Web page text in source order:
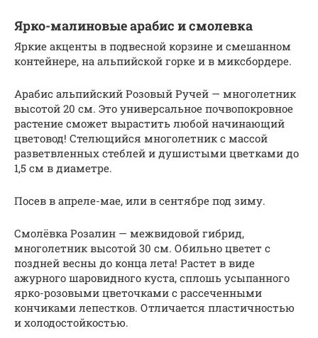
Ярко-малиновые арабис и смолевка
Яркие акценты в подвесной корзине и смешанном
контейнере, на альпийской горке и в миксбордере.
Арабис альпийский Розовый Ручей — многолетник
высотой 20 см. Это универсальное почвопокровное
растение сможет вырастить любой начинающий
цветовод! Стелющийся многолетник с массой
разветвленных стеблей и душистыми цветками до
1,5 см в диаметре.
Посев в апреле-мае, или в сентябре под зиму.
Смолёвка Розалин — межвидовой гибрид,
многолетник высотой 30 см. Обильно цветет с
поздней весны до конца лета! Растет в виде
ажурного шаровидного куста, сплошь усыпанного
ярко-розовыми цветочками с рассеченными
кончиками лепестков. Отличается пластичностью
и холодостойкостью.